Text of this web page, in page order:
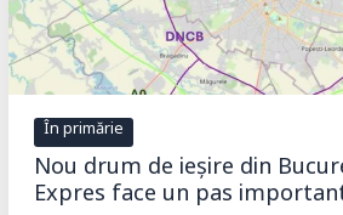
În primărie
Nou drum de ieșire din
Expres face un pas